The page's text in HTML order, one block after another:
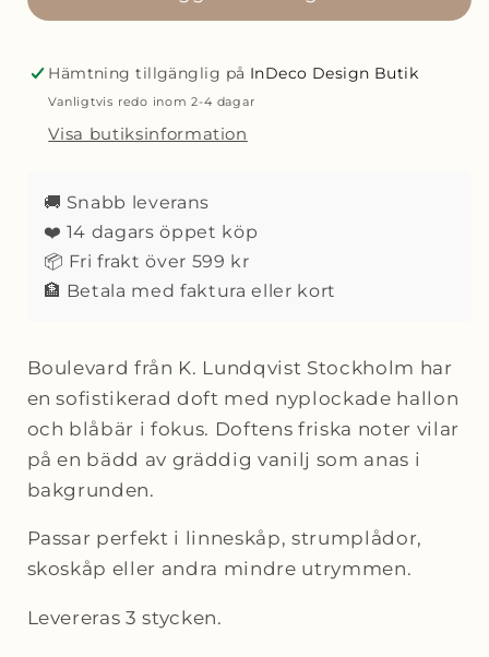
Lundqvist
K.
Lundqvist
Boulevard
pack
Lundqvist
K.
Lundqvist
Boulevard
pack
Hämtning tillgänglig på InDeco Design Butik
Vanligtvis redo inom 2-4 dagar
Visa butiksinformation
🚚 Snabb leverans
❤️ 14 dagars öppet köp
📦 Fri frakt över 599 kr
🏦 Betala med faktura eller kort
Boulevard från K. Lundqvist Stockholm har
en sofistikerad doft med nyplockade hallon
och blåbär i fokus. Doftens friska noter vilar
på en bädd av gräddig vanilj som anas i
bakgrunden.
Passar perfekt i linneskåp, strumplådor,
skoskåp eller andra mindre utrymmen.
Levereras 3 stycken.